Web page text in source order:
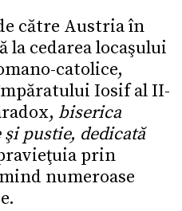
către Austria în
la cedarea locaşului
catolice,
Iosif al II-
biserica
pustie, dedicată
prin
numeroase